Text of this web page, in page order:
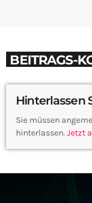
BEITRAGS-
Hinterlassen
Sie müssen
hinterlassen. Jetzt